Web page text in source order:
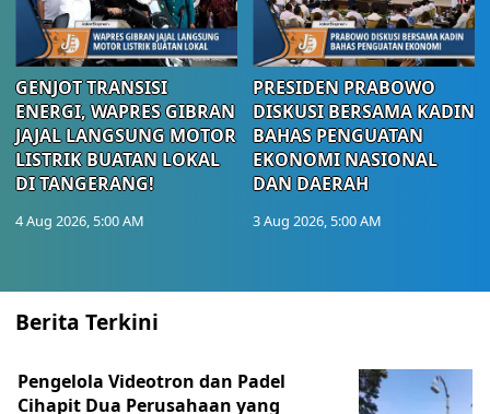
GENJOT TRANSISI
ENERGI, WAPRES GIBRAN
JAJAL LANGSUNG MOTOR
LISTRIK BUATAN LOKAL
DI TANGERANG!
4 Aug 2026, 5:00 AM
PRESIDEN PRABOWO
DISKUSI BERSAMA KADIN
BAHAS PENGUATAN
EKONOMI NASIONAL
DAN DAERAH
3 Aug 2026, 5:00 AM
Berita Terkini
Pengelola Videotron dan Padel
Cihapit Dua Perusahaan yang